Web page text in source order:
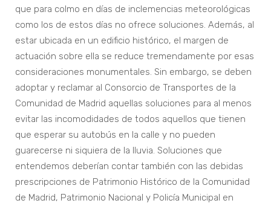
que para colmo en días de inclemencias meteorológicas
como los de estos días no ofrece soluciones. Además, al
estar ubicada en un edificio histórico, el margen de
actuación sobre ella se reduce tremendamente por esas
consideraciones monumentales. Sin embargo, se deben
adoptar y reclamar al Consorcio de Transportes de la
Comunidad de Madrid aquellas soluciones para al menos
evitar las incomodidades de todos aquellos que tienen
que esperar su autobús en la calle y no pueden
guarecerse ni siquiera de la lluvia. Soluciones que
entendemos deberían contar también con las debidas
prescripciones de Patrimonio Histórico de la Comunidad
de Madrid, Patrimonio Nacional y Policía Municipal en